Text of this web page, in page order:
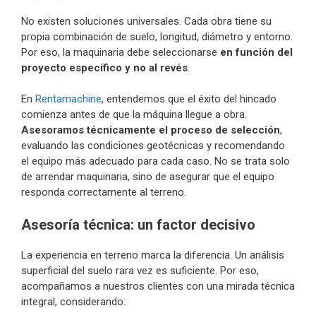
No existen soluciones universales. Cada obra tiene su
propia combinación de suelo, longitud, diámetro y entorno.
Por eso, la maquinaria debe seleccionarse en función del
proyecto específico y no al revés
En Rentamachine, entendemos que el éxito del hincado
comienza antes de que la máquina llegue a obra.
Asesoramos técnicamente el proceso de selección,
evaluando las condiciones geotécnicas y recomendando
el equipo más adecuado para cada caso. No se trata solo
de arrendar maquinaria, sino de asegurar que el equipo
responda correctamente al terreno.
Asesoría técnica: un factor decisivo
La experiencia en terreno marca la diferencia. Un análisis
superficial del suelo rara vez es suficiente. Por eso,
acompañamos a nuestros clientes con una mirada técnica
integral, considerando: